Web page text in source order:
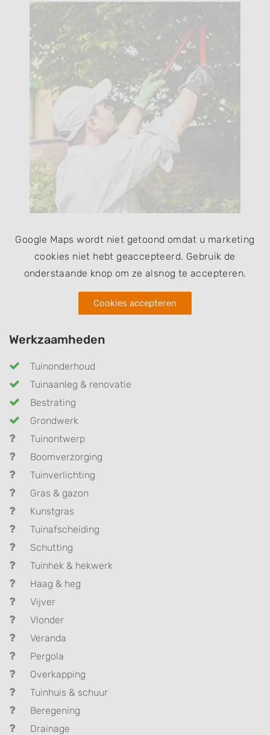
Google Maps wordt niet getoond omdat u marketing
cookies niet hebt geaccepteerd. Gebruik de
onderstaande knop om ze alsnog te accepteren.
Cookies accepteren
Werkzaamheden
Tuinonderhoud
Tuinaanleg & renovatie
Bestrating
Grondwerk
Tuinontwerp
Boomverzorging
Tuinverlichting
Gras & gazon
Kunstgras
Tuinafscheiding
Schutting
Tuinhek & hekwerk
Haag & heg
Vijver
Vlonder
Veranda
Pergola
Overkapping
Tuinhuis & schuur
Beregening
Drainage